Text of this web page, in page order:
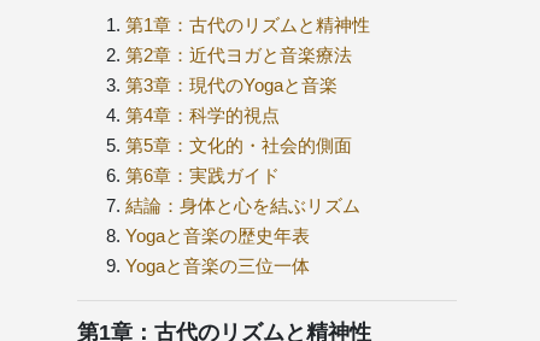
第1章：古代のリズムと精神性
第2章：近代ヨガと音楽療法
第3章：現代のYogaと音楽
第4章：科学的視点
第5章：文化的・社会的側面
第6章：実践ガイド
結論：身体と心を結ぶリズム
Yogaと音楽の歴史年表
Yogaと音楽の三位一体
第1章：古代のリズムと精神性